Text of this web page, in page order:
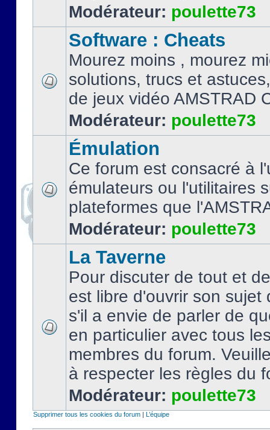
Modérateur: poulette73
Software : Cheats
Mourez moins , mourez
solutions, trucs et
de jeux vidéo AMSTRAD
Modérateur: poulette73
Émulation
Ce forum est consacré à
émulateurs ou l'utilitaires
plateformes que
Modérateur: poulette73
La Taverne
Pour discuter de tout et
est libre d'ouvrir son sujet
s'il a envie de parler de
en particulier avec tous
membres du forum.
à respecter les règles du
Modérateur: poulette73
Supprimer tous les cookies du forum | L’équipe